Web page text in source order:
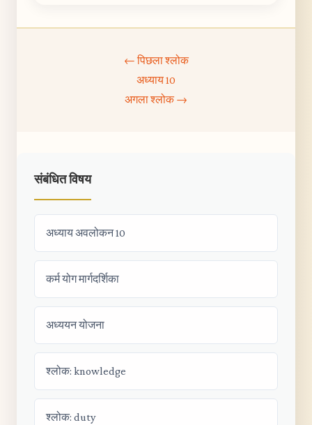
← पिछला श्लोक
अध्याय 10
अगला श्लोक →
संबंधित विषय
अध्याय अवलोकन 10
कर्म योग मार्गदर्शिका
अध्ययन योजना
श्लोक: knowledge
श्लोक: duty